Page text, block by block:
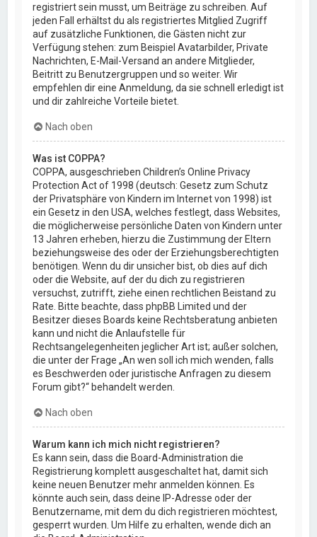
registriert sein musst, um Beiträge zu schreiben. Auf
jeden Fall erhältst du als registriertes Mitglied Zugriff
auf zusätzliche Funktionen, die Gästen nicht zur
Verfügung stehen: zum Beispiel Avatarbilder, Private
Nachrichten, E-Mail-Versand an andere Mitglieder,
Beitritt zu Benutzergruppen und so weiter. Wir
empfehlen dir eine Anmeldung, da sie schnell erledigt ist
und dir zahlreiche Vorteile bietet.
Nach oben
Was ist COPPA?
COPPA, ausgeschrieben Children’s Online Privacy
Protection Act of 1998 (deutsch: Gesetz zum Schutz
der Privatsphäre von Kindern im Internet von 1998) ist
ein Gesetz in den USA, welches festlegt, dass Websites,
die möglicherweise persönliche Daten von Kindern unter
13 Jahren erheben, hierzu die Zustimmung der Eltern
beziehungsweise des oder der Erziehungsberechtigten
benötigen. Wenn du dir unsicher bist, ob dies auf dich
oder die Website, auf der du dich zu registrieren
versuchst, zutrifft, ziehe einen rechtlichen Beistand zu
Rate. Bitte beachte, dass phpBB Limited und der
Besitzer dieses Boards keine Rechtsberatung anbieten
kann und nicht die Anlaufstelle für
Rechtsangelegenheiten jeglicher Art ist; außer solchen,
die unter der Frage „An wen soll ich mich wenden, falls
es Beschwerden oder juristische Anfragen zu diesem
Forum gibt?“ behandelt werden.
Nach oben
Warum kann ich mich nicht registrieren?
Es kann sein, dass die Board-Administration die
Registrierung komplett ausgeschaltet hat, damit sich
keine neuen Benutzer mehr anmelden können. Es
könnte auch sein, dass deine IP-Adresse oder der
Benutzername, mit dem du dich registrieren möchtest,
gesperrt wurden. Um Hilfe zu erhalten, wende dich an